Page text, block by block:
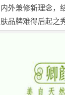
外兼修新理念
品牌难得后起之秀